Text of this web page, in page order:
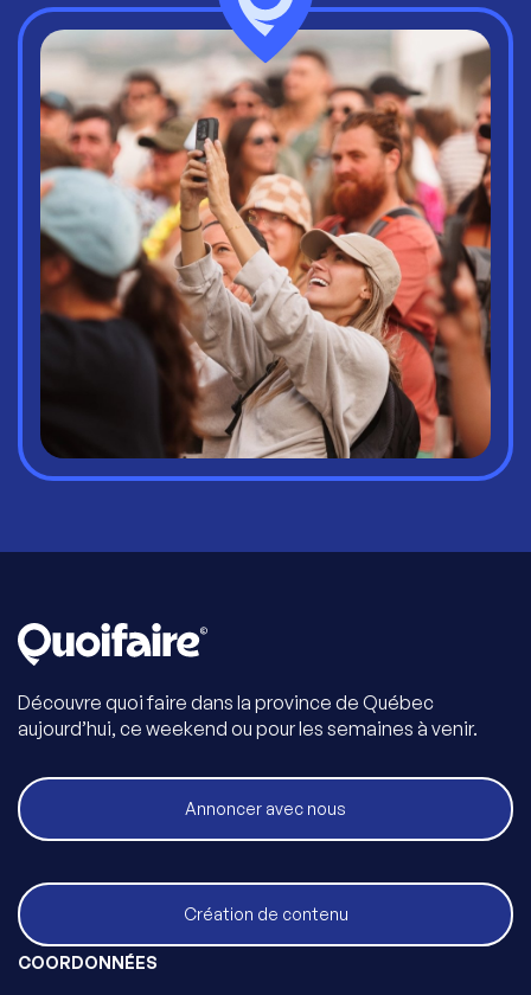
Découvre quoi faire dans la province de Québec
aujourd’hui, ce weekend ou pour les semaines à venir.
Annoncer avec nous
Création de contenu
COORDONNÉES